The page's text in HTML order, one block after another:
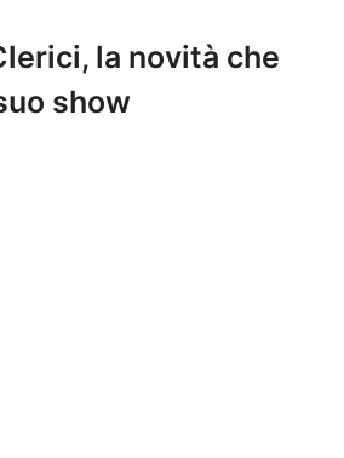
la novità che
show